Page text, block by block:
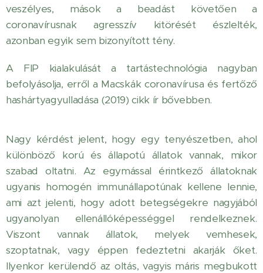
veszélyes, mások a beadást követően a
coronavírusnak agresszív kitörését észlelték,
azonban egyik sem bizonyított tény.
A FIP kialakulását a tartástechnológia nagyban
befolyásolja, erről a Macskák coronavírusa és fertőző
hashártyagyulladása (2019) cikk ír bővebben.
Nagy kérdést jelent, hogy egy tenyészetben, ahol
különböző korú és állapotú állatok vannak, mikor
szabad oltatni. Az egymással érintkező állatoknak
ugyanis homogén immunállapotúnak kellene lennie,
ami azt jelenti, hogy adott betegségekre nagyjából
ugyanolyan ellenállóképességgel rendelkeznek.
Viszont vannak állatok, melyek vemhesek,
szoptatnak, vagy éppen fedeztetni akarják őket.
Ilyenkor kerülendő az oltás, vagyis máris megbukott